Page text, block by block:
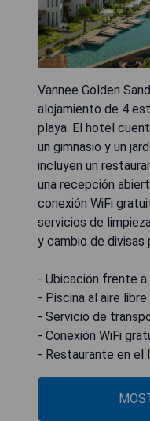
Vannee Golden
alojamiento de 4
playa. El hotel
un gimnasio y un
incluyen un
una recepción
conexión WiFi
servicios de
y cambio de divisas
- Ubicación frente a
- Piscina al aire libre.
- Servicio de
- Conexión WiFi
- Restaurante en el